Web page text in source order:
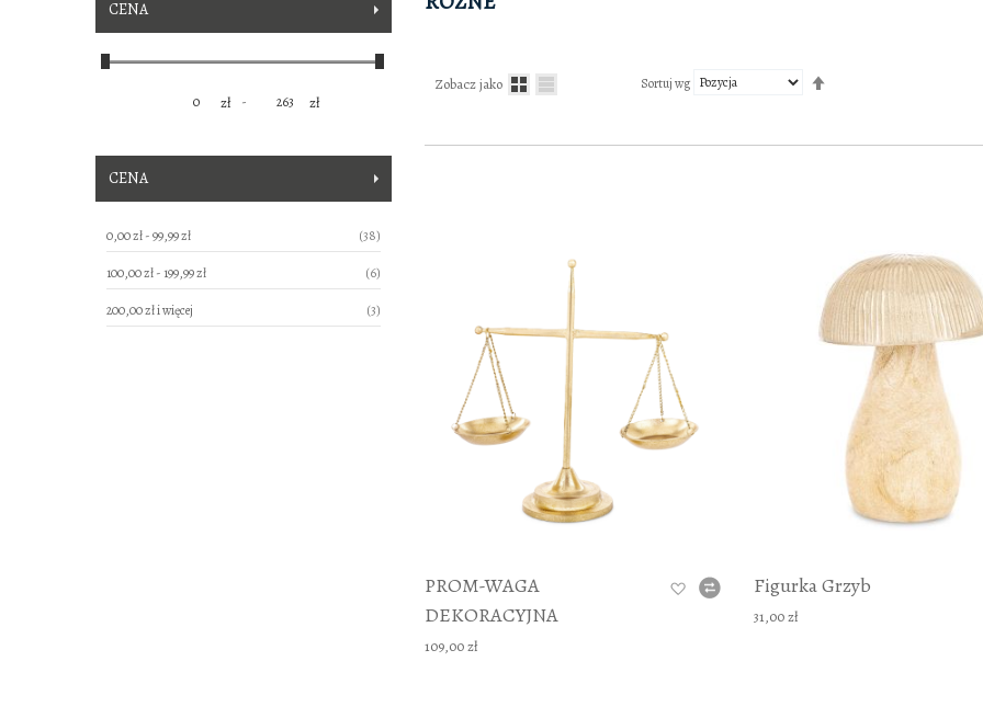
CENA
zł - zł
CENA
0,00 zł-99,99 zł 38produkty
100,00 zł-199,99 zł 6produkty
200,00 złi więcej 3produkty
Zobacz jako Sortuj wg
DODAJ TO KOSZYKA
PROM-WAGA
DEKORACYJNA
109,00 zł
Figurka Grzyb
31,00 zł